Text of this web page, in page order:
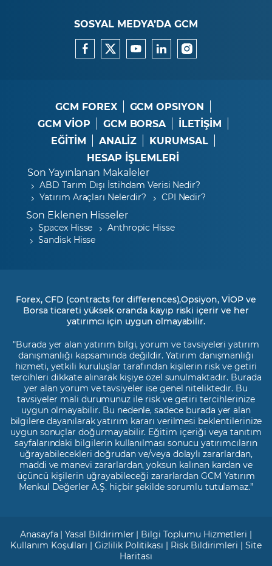
SOSYAL MEDYA’DA GCM
GCM FOREX
GCM OPSIYON
GCM VİOP
GCM BORSA
İLETİŞİM
EĞİTİM
ANALİZ
KURUMSAL
HESAP İŞLEMLERİ
Son Yayınlanan Makaleler
ABD Tarım Dışı İstihdam Verisi Nedir?
Yatırım Araçları Nelerdir?
CPI Nedir?
Son Eklenen Hisseler
Spacex Hisse
Anthropic Hisse
Sandisk Hisse
Forex, CFD (contracts for differences),Opsiyon, VİOP ve
Borsa ticareti yüksek oranda kayıp riski içerir ve her
yatırımcı için uygun olmayabilir.
"Burada yer alan yatırım bilgi, yorum ve tavsiyeleri yatırım
danışmanlığı kapsamında değildir. Yatırım danışmanlığı
hizmeti, yetkili kuruluşlar tarafından kişilerin risk ve getiri
tercihleri dikkate alınarak kişiye özel sunulmaktadır. Burada
yer alan yorum ve tavsiyeler ise genel niteliktedir. Bu
tavsiyeler mali durumunuz ile risk ve getiri tercihlerinize
uygun olmayabilir. Bu nedenle, sadece burada yer alan
bilgilere dayanılarak yatırım kararı verilmesi beklentilerinize
uygun sonuçlar doğurmayabilir. Eğitim içeriği veya tanıtım
sayfalarındaki bilgilerin kullanılması sonucu yatırımcıların
uğrayabilecekleri doğrudan ve/veya dolaylı zararlardan,
maddi ve manevi zararlardan, yoksun kalınan kardan ve
üçüncü kişilerin uğrayabileceği zararlardan GCM Yatırım
Menkul Değerler A.Ş. hiçbir şekilde sorumlu tutulamaz.”
Anasayfa |Yasal Bildirimler | Bilgi Toplumu Hizmetleri |
Kullanım Koşulları |Gizlilik Politikası | Risk Bildirimleri |Site
Haritası